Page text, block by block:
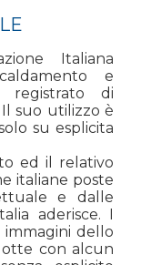
Italiana
e
registrato di
Il suo utilizzo è
su esplicita
ed il relativo
italiane poste
e dalle
aderisce. I
dello
con alcun